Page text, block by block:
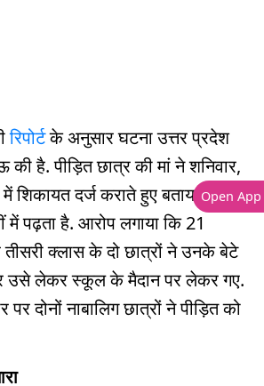
रिपोर्टके अनुसार घटना उत्तर प्रदेश
है. पीड़ित छात्र की मां ने शनिवार,
शिकायत दर्ज कराते हुए बताया कि
में पढ़ता है. आरोप लगाया कि 21
क्लास के दो छात्रों ने उनके बेटे
उसे लेकर स्कूल के मैदान पर लेकर गए.
दोनों नाबालिग छात्रों ने पीड़ित को
Open App